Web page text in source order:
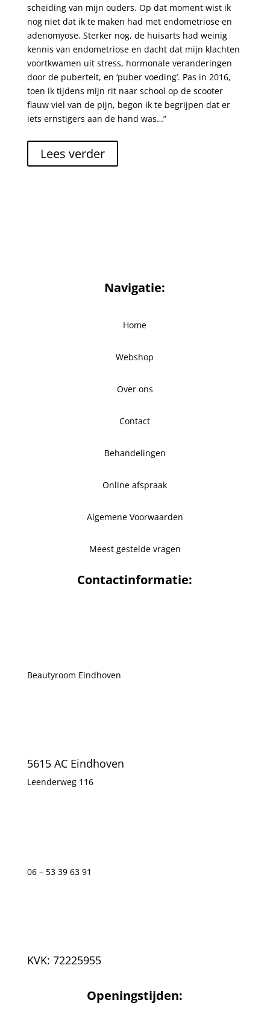
scheiding van mijn ouders. Op dat moment wist ik
nog niet dat ik te maken had met endometriose en
adenomyose. Sterker nog, de huisarts had weinig
kennis van endometriose en dacht dat mijn klachten
voortkwamen uit stress, hormonale veranderingen
door de puberteit, en ‘puber voeding’. Pas in 2016,
toen ik tijdens mijn rit naar school op de scooter
flauw viel van de pijn, begon ik te begrijpen dat er
iets ernstigers aan de hand was…”
Lees verder
Navigatie:
Home
Webshop
Over ons
Contact
Behandelingen
Online afspraak
Algemene Voorwaarden
Meest gestelde vragen
Contactinformatie:
Beautyroom Eindhoven
5615 AC Eindhoven
Leenderweg 116
06 – 53 39 63 91
KVK: 72225955
Openingstijden: